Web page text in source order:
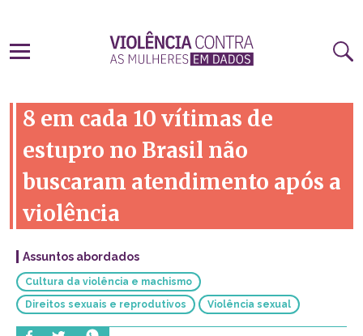
8 em cada 10 vítimas de
estupro no Brasil não
buscaram atendimento após a
violência
Assuntos abordados
Cultura da violência e machismo
Direitos sexuais e reprodutivos
Violência sexual